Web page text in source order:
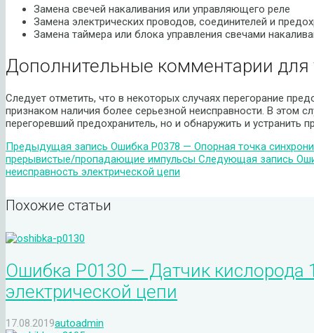
Замена свечей накаливания или управляющего реле
Замена электрических проводов, соединителей и
Замена таймера или блока управления свечами
Дополнительные комментарии для
Следует отметить, что в некоторых случаях перегорание
признаком наличия более серьезной неисправности. В этом
перегоревший предохранитель, но и обнаружить и устранить
Предыдущая запись Ошибка P0378 — Опорная точка
прерывистые/пропадающие импульсы Следующая запись
неисправность электрической цепи
Похожие статьи
Ошибка P0130 — Датчик кислорода
электрической цепи
17.08.2019autoadmin